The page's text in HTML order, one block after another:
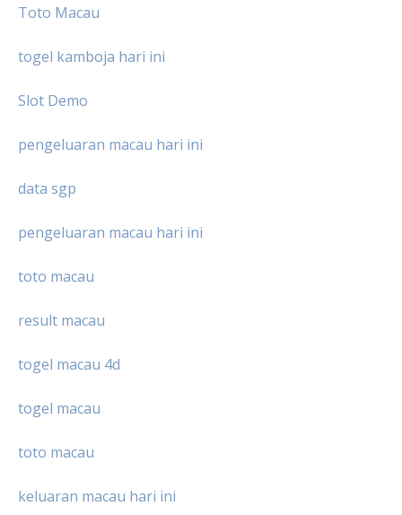
Toto Macau
togel kamboja hari ini
Slot Demo
pengeluaran macau hari ini
data sgp
pengeluaran macau hari ini
toto macau
result macau
togel macau 4d
togel macau
toto macau
keluaran macau hari ini